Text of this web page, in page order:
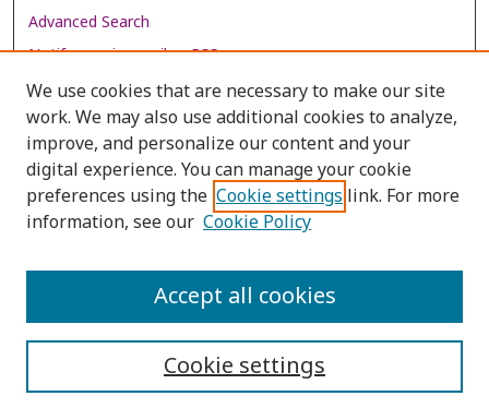
Advanced Search
Notify me via email orRSS
Browse
Collections
Disciplines
Authors
We use cookies that are necessary to make our site
work. We may also use additional cookies to analyze,
improve, and personalize our content and your
digital experience. You can manage your cookie
preferences using the Cookie settings link. For more
information, see our Cookie Policy
Cookie settings
Accept all cookies